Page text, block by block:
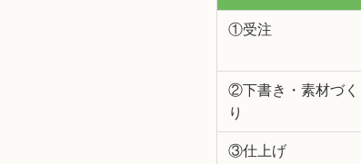
①受注
②下書き・素材づく
り
③仕上げ